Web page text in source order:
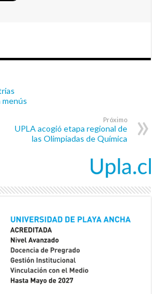
menús
Próximo
UPLA acogió etapa regional de
las Olimpiadas de Química